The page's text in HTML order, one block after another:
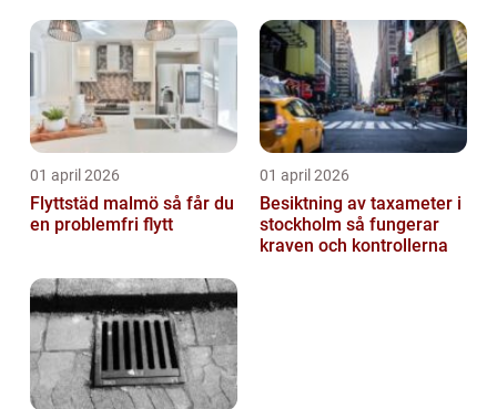
01 april 2026
Flyttstäd malmö så får du
en problemfri flytt
01 april 2026
Besiktning av taxameter i
stockholm så fungerar
kraven och kontrollerna